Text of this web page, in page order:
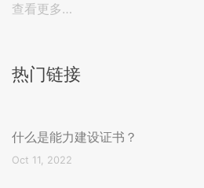
查看更多…
热门链接
什么是能力建设证书？
Oct 11, 2022